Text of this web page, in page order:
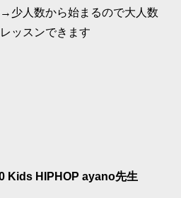
少人数から始まるので大人数
ッスンできます
Kids HIPHOP ayano先生